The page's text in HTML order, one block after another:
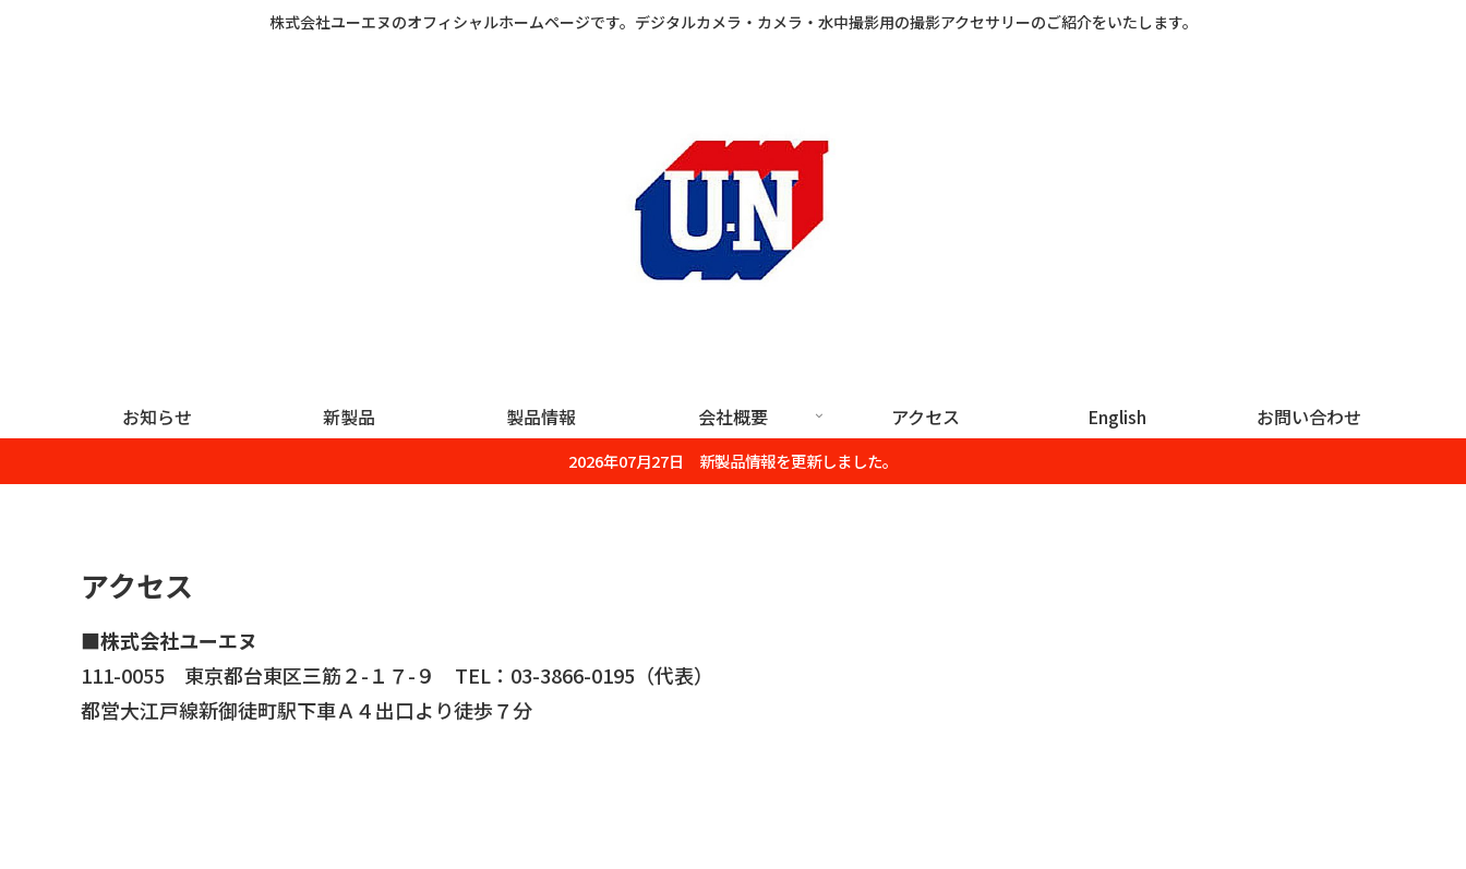
株式会社ユーエヌのオフィシャルホームページです。デジタルカメラ・カメラ・水中撮影用の撮影アクセサリーのご紹介をいたします。
お知らせ 新製品 製品情報 会社概要 アクセス English お問い合わせ
2026年07月27日 新製品情報を更新しました。
アクセス
■株式会社ユーエヌ
111-0055 東京都台東区三筋２-１７-９ TEL：03-3866-0195（代表）
都営大江戸線新御徒町駅下車Ａ４出口より徒歩７分